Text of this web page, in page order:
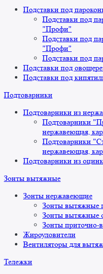
Подставки под
Подставки под
"Профи"
Подставки под
"Профи"
Подставки под
Подставки под
Подставки под
Подтоварники
Подтоварники из
Подтоварники
нержавеющая,
Подтоварники
нержавеющая,
Подтоварники из
Зонты вытяжные
Зонты нержавеющие
Зонты вытяжные
Зонты вытяжные
Зонты приточно-
Жироуловители
Вентиляторы для
Тележки